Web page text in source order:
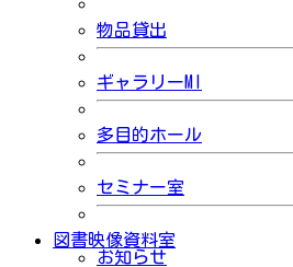
物品貸出
ギャラリーMI
多目的ホール
セミナー室
図書映像資料室
お知らせ